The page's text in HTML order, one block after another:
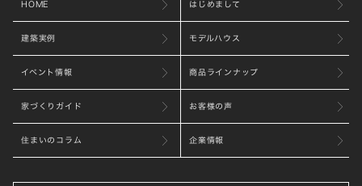
HOME はじめまして
建築実例 モデルハウス
イベント情報 商品ラインナップ
家づくりガイド お客様の声
住まいのコラム 企業情報